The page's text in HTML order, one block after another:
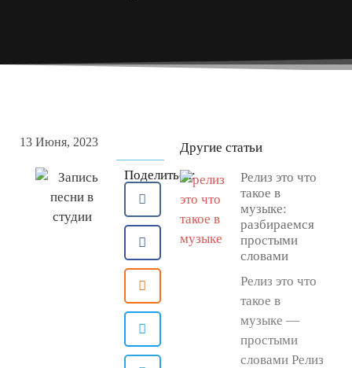
13 Июня, 2023
Поделиться:
Другие статьи
Релиз это что
такое в
музыке:
разбираемся
простыми
словами
Релиз это что
такое в
музыке —
простыми
словами Релиз